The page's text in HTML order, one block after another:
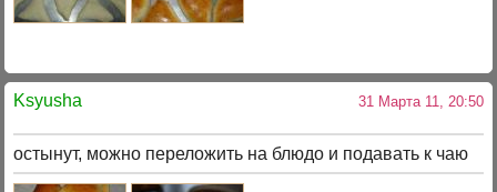
Ksyusha 31 Марта 11, 20:50
остынут, можно переложить на блюдо и подавать к чаю